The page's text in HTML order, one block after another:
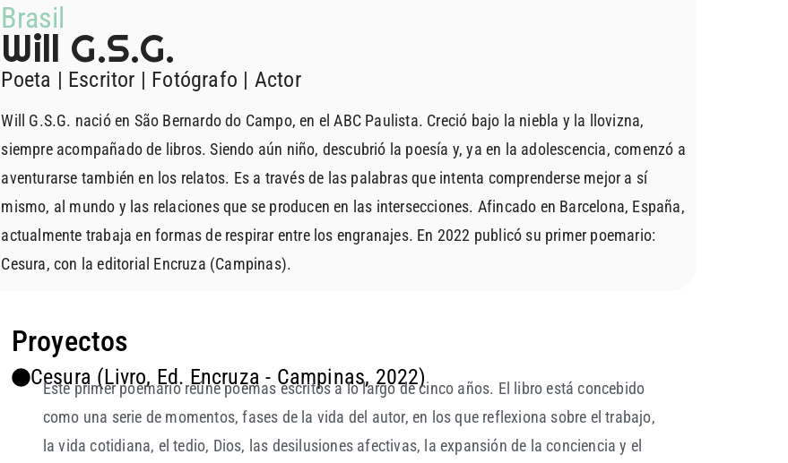
Brasil
Will G.S.G.
Poeta | Escritor | Fotógrafo | Actor
Will G.S.G. nació en São Bernardo do Campo, en el ABC Paulista. Creció bajo la niebla y la llovizna,
siempre acompañado de libros. Siendo aún niño, descubrió la poesía y, ya en la adolescencia, comenzó a
aventurarse también en los relatos. Es a través de las palabras que intenta comprenderse mejor a sí
mismo, al mundo y las relaciones que se producen en las intersecciones. Afincado en Barcelona, España,
actualmente trabaja en formas de respirar entre los engranajes. En 2022 publicó su primer poemario:
Cesura, con la editorial Encruza (Campinas).
Proyectos
Cesura (Livro, Ed. Encruza - Campinas, 2022)
Este primer poemario reúne poemas escritos a lo largo de cinco años. El libro está concebido
como una serie de momentos, fases de la vida del autor, en los que reflexiona sobre el trabajo,
la vida cotidiana, el tedio, Dios, las desilusiones afectivas, la expansión de la conciencia y el